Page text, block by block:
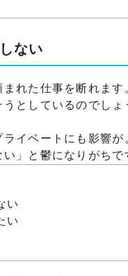
ない
れた仕事を断れま
としているのでしょ
イベートにも影響
」と鬱になりがちで
い
い